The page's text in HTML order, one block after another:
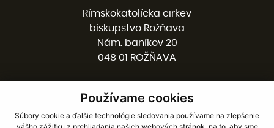
Používame cookies
Súbory cookie a ďalšie technológie sledovania používame na zlepšenie
Rímskokatolícka cirkev
biskupstvo Rožňava
Nám. baníkov 20
048 01 ROŽŇAVA
058 / 78 77 201
kancelaria@burv.sk